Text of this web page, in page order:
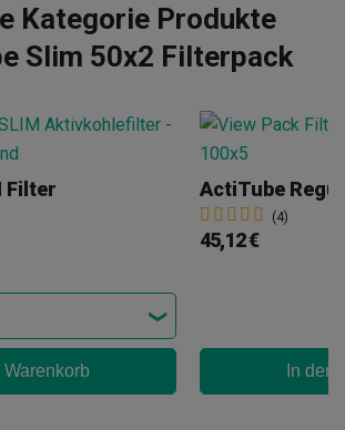
Kategorie Produkte
Slim 50x2 Filterpack
Filter
Warenkorb
(4)
45,12 €
In den